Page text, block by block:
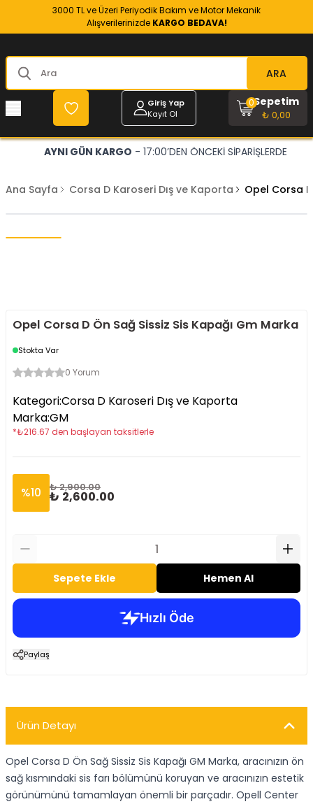
3000 TL ve Üzeri Periyodik Bakım ve Motor Mekanik
Alışverilerinizde KARGO BEDAVA!
ARA
Giriş Yap
Kayıt Ol
Sepetim
₺ 0,00
0
AYNI GÜN KARGO - 17:00’DEN ÖNCEKİ SİPARİŞLERDE
Ana Sayfa Corsa D Karoseri Dış ve Kaporta Opel Corsa
Opel Corsa D Ön Sağ Sissiz Sis Kapağı Gm Marka
Stokta Var
0 Yorum
Kategori:Corsa D Karoseri Dış ve Kaporta
Marka:GM
*₺216.67 den başlayan taksitlerle
%10 ₺ 2,900.00
₺ 2,600.00
Sepete Ekle Hemen Al
Paylaş
Ürün Detayı
Opel Corsa D Ön Sağ Sissiz Sis Kapağı GM Marka, aracınızın ön
sağ kısmındaki sis farı bölümünü koruyan ve aracınızın estetik
görünümünü tamamlayan önemli bir parçadır. Opell Center